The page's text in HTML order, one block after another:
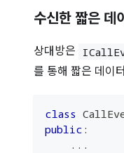
수신한 짧은 데
상대방은
를 통해 짧은 데이
class
public :
. . .